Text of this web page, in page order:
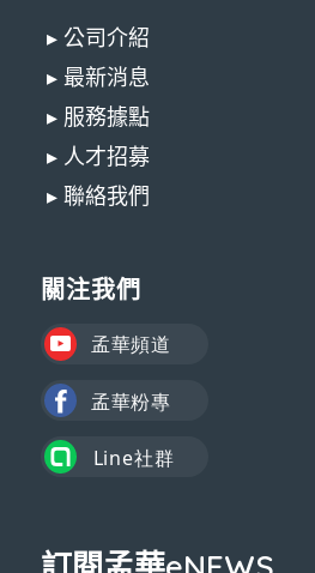
▸ 公司介紹
▸ 最新消息
▸ 服務據點
▸ 人才招募
▸ 聯絡我們
關注我們